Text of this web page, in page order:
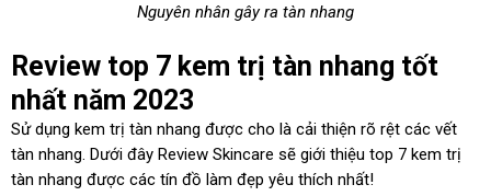
Nguyên nhân gây ra tàn nhang
Review top 7 kem trị tàn nhang tốt
nhất năm 2023
Sử dụng kem trị tàn nhang được cho là cải thiện rõ rệt các vết
tàn nhang. Dưới đây Review Skincare sẽ giới thiệu top 7 kem trị
tàn nhang được các tín đồ làm đẹp yêu thích nhất!